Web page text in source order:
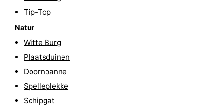
Städte
Sport
Schwimmbader
Radfahren
Wandern
Tip-Top
Natur
Witte Burg
Plaatsduinen
Doornpanne
Spelleplekke
Schipgat